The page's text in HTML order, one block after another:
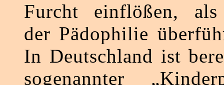
Furcht einflößen,
der Pädophilie
In Deutschland ist
sogenannter